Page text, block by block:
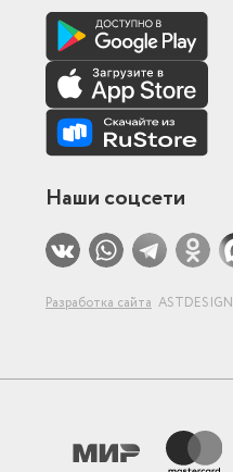
Наши соцсети
Разработка сайта ASTDESIGN